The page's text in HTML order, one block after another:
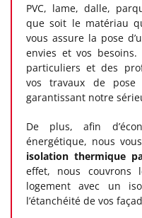
PVC, lame, dalle,
que soit le matériau
vous assure la pose
envies et vos
particuliers et des
vos travaux de pose
garantissant notre
De plus, afin
énergétique, nous
isolation thermique
effet, nous couvrons
logement avec un
l’étanchéité de vos